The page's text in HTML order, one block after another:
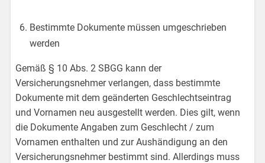
Bestimmte Dokumente müssen umgeschrieben
werden
Gemäß § 10 Abs. 2 SBGG kann der
Versicherungsnehmer verlangen, dass bestimmte
Dokumente mit dem geänderten Geschlechtseintrag
und Vornamen neu ausgestellt werden. Dies gilt, wenn
die Dokumente Angaben zum Geschlecht / zum
Vornamen enthalten und zur Aushändigung an den
Versicherungsnehmer bestimmt sind. Allerdings muss